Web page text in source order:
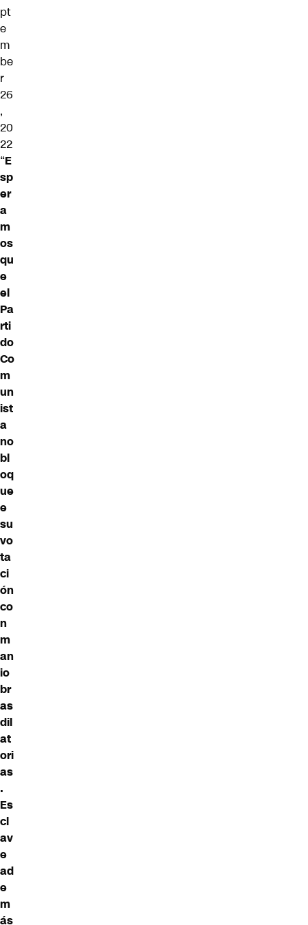
pt
e
m
be
r
26
,
20
22
“E
sp
er
a
m
os
qu
e
el
Pa
rti
do
Co
m
un
ist
a
no
bl
oq
ue
e
su
vo
ta
ci
ón
co
n
m
an
io
br
as
dil
at
ori
as
.
Es
cl
av
e
ad
e
m
ás